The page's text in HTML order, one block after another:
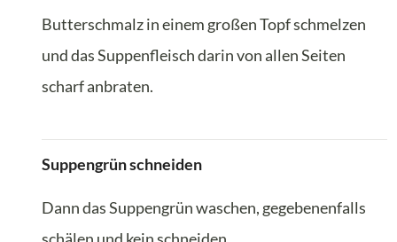
Butterschmalz in einem großen Topf schmelzen
und das Suppenfleisch darin von allen Seiten
scharf anbraten.
Suppengrün schneiden
Dann das Suppengrün waschen, gegebenenfalls